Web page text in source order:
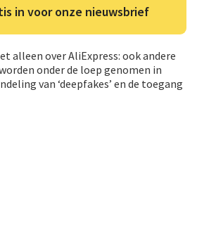
in voor onze nieuwsbrief
alleen over AliExpress: ook andere
onder de loep genomen in
van ‘deepfakes’ en de toegang